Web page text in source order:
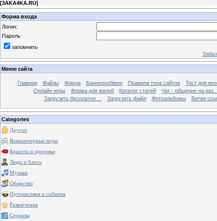
[3AKA4KA.RU]
Форма входа
Логин:
Пароль:
запомнить
Меню сайта
Главная Файлы Форум Баннерообмен Правила топа сайтов
Тест для
Онлайн игры
Форма для жалоб Каталог статей
Чат - общение на
Загрузить бесплатно ...
Загрузить файл Фотоальбомы Битая
Categories
Другое
Компьютерные игры
Красота и здоровье
Люди и блоги
Музыка
Общество
Путешествия и события
Развлечения
Сериалы